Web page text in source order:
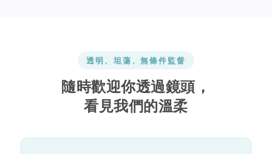
透明、坦蕩、無條件監督
隨時歡迎你透過鏡頭，
看見我們的溫柔